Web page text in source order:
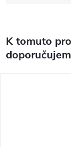
K tomuto